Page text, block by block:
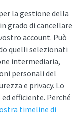
la gestione della
grado di cancellare
account. Può
quelli selezionati
intermediaria,
personali del
e privacy. Lo
efficiente. Perché
timeline di